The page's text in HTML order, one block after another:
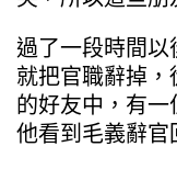
過了一段時間
就把官職辭掉
的好友中，有一
他看到毛義辭官